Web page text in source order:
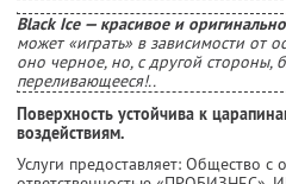
Black Ice — красивое и
может «играть» в зависимости от
оно черное, но, с другой стороны,
переливающееся!..
Поверхность устойчива к
воздействиям.
Услуги предоставляет: Общество с